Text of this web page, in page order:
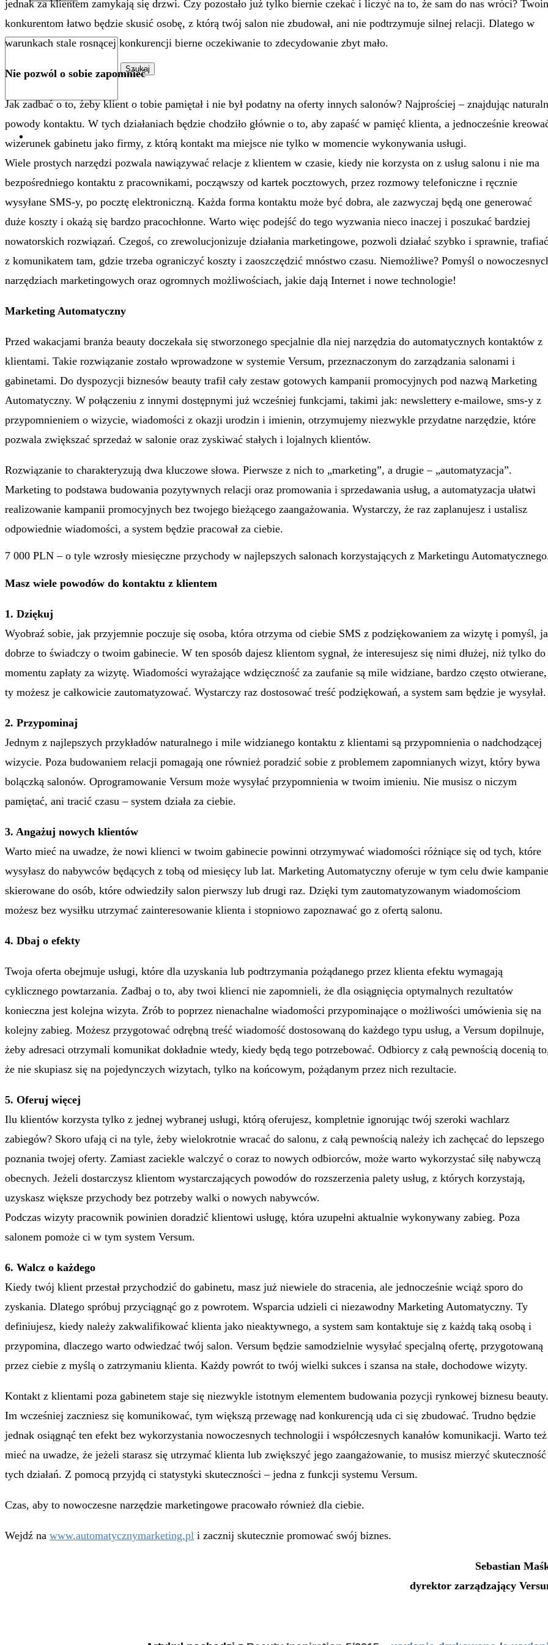
Szukaj
jednak za klientem zamykają się drzwi. Czy pozostało już tylko biernie czekać i liczyć na to, że sam do nas wróci?
konkurentom łatwo będzie skusić osobę, z którą twój salon nie zbudował, ani nie podtrzymuje silnej relacji. Dlatego w
warunkach stale rosnącej konkurencji bierne oczekiwanie to zdecydowanie zbyt mało.
Nie pozwól o sobie zapomnieć
Jak zadbać o to, żeby klient o tobie pamiętał i nie był podatny na oferty innych salonów? Najprościej – znajdując
powody kontaktu. W tych działaniach będzie chodziło głównie o to, aby zapaść w pamięć klienta, a jednocześnie
wizerunek gabinetu jako firmy, z którą kontakt ma miejsce nie tylko w momencie wykonywania usługi.
Wiele prostych narzędzi pozwala nawiązywać relacje z klientem w czasie, kiedy nie korzysta on z usług salonu i nie ma
bezpośredniego kontaktu z pracownikami, począwszy od kartek pocztowych, przez rozmowy telefoniczne i ręcznie
wysyłane SMS-y, po pocztę elektroniczną. Każda forma kontaktu może być dobra, ale zazwyczaj będą one generować
duże koszty i okażą się bardzo pracochłonne. Warto więc podejść do tego wyzwania nieco inaczej i poszukać bardziej
nowatorskich rozwiązań. Czegoś, co zrewolucjonizuje działania marketingowe, pozwoli działać szybko i sprawnie, trafiać
z komunikatem tam, gdzie trzeba ograniczyć koszty i zaoszczędzić mnóstwo czasu. Niemożliwe? Pomyśl o
narzędziach marketingowych oraz ogromnych możliwościach, jakie dają Internet i nowe technologie!
Marketing Automatyczny
Przed wakacjami branża beauty doczekała się stworzonego specjalnie dla niej narzędzia do automatycznych kontaktów z
klientami. Takie rozwiązanie zostało wprowadzone w systemie Versum, przeznaczonym do zarządzania salonami i
gabinetami. Do dyspozycji biznesów beauty trafił cały zestaw gotowych kampanii promocyjnych pod nazwą Marketing
Automatyczny. W połączeniu z innymi dostępnymi już wcześniej funkcjami, takimi jak: newslettery e-mailowe, sms-y z
przypomnieniem o wizycie, wiadomości z okazji urodzin i imienin, otrzymujemy niezwykle przydatne narzędzie, które
pozwala zwiększać sprzedaż w salonie oraz zyskiwać stałych i lojalnych klientów.
Rozwiązanie to charakteryzują dwa kluczowe słowa. Pierwsze z nich to „marketing”, a drugie – „automatyzacja”.
Marketing to podstawa budowania pozytywnych relacji oraz promowania i sprzedawania usług, a automatyzacja ułatwi
realizowanie kampanii promocyjnych bez twojego bieżącego zaangażowania. Wystarczy, że raz zaplanujesz i ustalisz
odpowiednie wiadomości, a system będzie pracował za ciebie.
7 000 PLN – o tyle wzrosły miesięczne przychody w najlepszych salonach korzystających z Marketingu
Masz wiele powodów do kontaktu z klientem
1. Dziękuj
Wyobraź sobie, jak przyjemnie poczuje się osoba, która otrzyma od ciebie SMS z podziękowaniem za wizytę i pomyśl,
dobrze to świadczy o twoim gabinecie. W ten sposób dajesz klientom sygnał, że interesujesz się nimi dłużej, niż tylko do
momentu zapłaty za wizytę. Wiadomości wyrażające wdzięczność za zaufanie są mile widziane, bardzo często otwierane,
ty możesz je całkowicie zautomatyzować. Wystarczy raz dostosować treść podziękowań, a system sam będzie je wysyłał.
2. Przypominaj
Jednym z najlepszych przykładów naturalnego i mile widzianego kontaktu z klientami są przypomnienia o nadchodzącej
wizycie. Poza budowaniem relacji pomagają one również poradzić sobie z problemem zapomnianych wizyt, który bywa
bolączką salonów. Oprogramowanie Versum może wysyłać przypomnienia w twoim imieniu. Nie musisz o niczym
pamiętać, ani tracić czasu – system działa za ciebie.
3. Angażuj nowych klientów
Warto mieć na uwadze, że nowi klienci w twoim gabinecie powinni otrzymywać wiadomości różniące się od tych, które
wysyłasz do nabywców będących z tobą od miesięcy lub lat. Marketing Automatyczny oferuje w tym celu dwie kampanie
skierowane do osób, które odwiedziły salon pierwszy lub drugi raz. Dzięki tym zautomatyzowanym wiadomościom
możesz bez wysiłku utrzymać zainteresowanie klienta i stopniowo zapoznawać go z ofertą salonu.
4. Dbaj o efekty
Twoja oferta obejmuje usługi, które dla uzyskania lub podtrzymania pożądanego przez klienta efektu wymagają
cyklicznego powtarzania. Zadbaj o to, aby twoi klienci nie zapomnieli, że dla osiągnięcia optymalnych rezultatów
konieczna jest kolejna wizyta. Zrób to poprzez nienachalne wiadomości przypominające o możliwości umówienia się na
kolejny zabieg. Możesz przygotować odrębną treść wiadomość dostosowaną do każdego typu usług, a Versum dopilnuje,
żeby adresaci otrzymali komunikat dokładnie wtedy, kiedy będą tego potrzebować. Odbiorcy z całą pewnością docenią to,
że nie skupiasz się na pojedynczych wizytach, tylko na końcowym, pożądanym przez nich rezultacie.
5. Oferuj więcej
Ilu klientów korzysta tylko z jednej wybranej usługi, którą oferujesz, kompletnie ignorując twój szeroki wachlarz
zabiegów? Skoro ufają ci na tyle, żeby wielokrotnie wracać do salonu, z całą pewnością należy ich zachęcać do lepszego
poznania twojej oferty. Zamiast zaciekle walczyć o coraz to nowych odbiorców, może warto wykorzystać siłę nabywczą
obecnych. Jeżeli dostarczysz klientom wystarczających powodów do rozszerzenia palety usług, z których korzystają,
uzyskasz większe przychody bez potrzeby walki o nowych nabywców.
Podczas wizyty pracownik powinien doradzić klientowi usługę, która uzupełni aktualnie wykonywany zabieg. Poza
salonem pomoże ci w tym system Versum.
6. Walcz o każdego
Kiedy twój klient przestał przychodzić do gabinetu, masz już niewiele do stracenia, ale jednocześnie wciąż sporo do
zyskania. Dlatego spróbuj przyciągnąć go z powrotem. Wsparcia udzieli ci niezawodny Marketing Automatyczny. Ty
definiujesz, kiedy należy zakwalifikować klienta jako nieaktywnego, a system sam kontaktuje się z każdą taką osobą i
przypomina, dlaczego warto odwiedzać twój salon. Versum będzie samodzielnie wysyłać specjalną ofertę, przygotowaną
przez ciebie z myślą o zatrzymaniu klienta. Każdy powrót to twój wielki sukces i szansa na stałe, dochodowe wizyty.
Kontakt z klientami poza gabinetem staje się niezwykle istotnym elementem budowania pozycji rynkowej biznesu beauty.
Im wcześniej zaczniesz się komunikować, tym większą przewagę nad konkurencją uda ci się zbudować. Trudno będzie
jednak osiągnąć ten efekt bez wykorzystania nowoczesnych technologii i współczesnych kanałów komunikacji. Warto też
mieć na uwadze, że jeżeli starasz się utrzymać klienta lub zwiększyć jego zaangażowanie, to musisz mierzyć skuteczność
tych działań. Z pomocą przyjdą ci statystyki skuteczności – jedna z funkcji systemu Versum.
Czas, aby to nowoczesne narzędzie marketingowe pracowało również dla ciebie.
Wejdź na www.automatycznymarketing.pl i zacznij skutecznie promować swój biznes.
Sebastian
dyrektor zarządzający